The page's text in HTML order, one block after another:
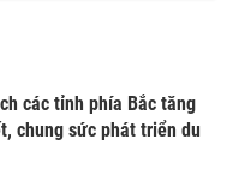
các tỉnh phía Bắc tăng
chung sức phát triển du